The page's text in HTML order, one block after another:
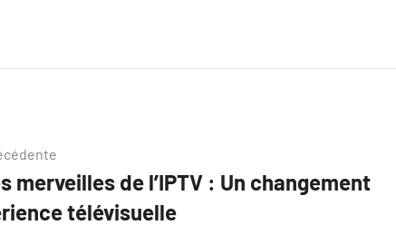
merveilles de l’IPTV : Un changement
télévisuelle